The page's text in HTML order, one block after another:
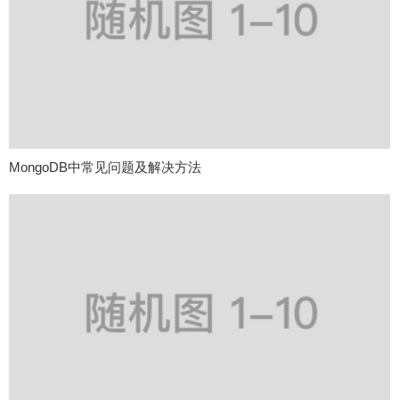
MongoDB中常见问题及解决方法